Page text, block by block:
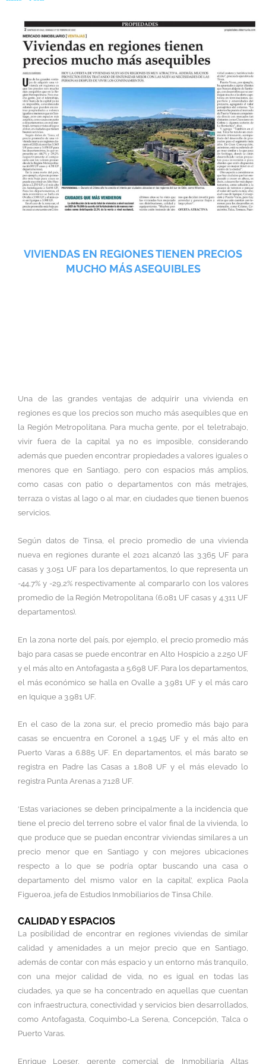
VIVIENDAS EN REGIONES TIENEN PRECIOS
MUCHO MÁS ASEQUIBLES
Una de las grandes ventajas de adquirir una vivienda en
regiones es que los precios son mucho más asequibles que en
la Región Metropolitana. Para mucha gente, por el teletrabajo,
vivir fuera de la capital ya no es imposible, considerando
además que pueden encontrar propiedades a valores iguales o
menores que en Santiago, pero con espacios más amplios,
como casas con patio o departamentos con más metrajes,
terraza o vistas al lago o al mar, en ciudades que tienen buenos
servicios.
Según datos de Tinsa, el precio promedio de una vivienda
nueva en regiones durante el 2021 alcanzó las 3.365 UF para
casas y 3.051 UF para los departamentos, lo que representa un
-44,7% y -29,2% respectivamente al compararlo con los valores
promedio de la Región Metropolitana (6.081 UF casas y 4.311 UF
departamentos).
En la zona norte del país, por ejemplo, el precio promedio más
bajo para casas se puede encontrar en Alto Hospicio a 2.250 UF
y el más alto en Antofagasta a 5.698 UF. Para los departamentos,
el más económico se halla en Ovalle a 3.981 UF y el más caro
en Iquique a 3.981 UF.
En el caso de la zona sur, el precio promedio más bajo para
casas se encuentra en Coronel a 1.945 UF y el más alto en
Puerto Varas a 6.885 UF. En departamentos, el más barato se
registra en Padre las Casas a 1.808 UF y el más elevado lo
registra Punta Arenas a 7.128 UF.
‘Estas variaciones se deben principalmente a la incidencia que
tiene el precio del terreno sobre el valor final de la vivienda, lo
que produce que se puedan encontrar viviendas similares a un
precio menor que en Santiago y con mejores ubicaciones
respecto a lo que se podría optar buscando una casa o
departamento del mismo valor en la capital’, explica Paola
Figueroa, jefa de Estudios Inmobiliarios de Tinsa Chile.
CALIDAD Y ESPACIOS
La posibilidad de encontrar en regiones viviendas de similar
calidad y amenidades a un mejor precio que en Santiago,
además de contar con más espacio y un entorno más tranquilo,
con una mejor calidad de vida, no es igual en todas las
ciudades, ya que se ha concentrado en aquellas que cuentan
con infraestructura, conectividad y servicios bien desarrollados,
como Antofagasta, Coquimbo-La Serena, Concepción, Talca o
Puerto Varas.
Enrique Loeser, gerente comercial de Inmobiliaria Altas